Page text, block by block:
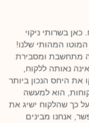
בשרותי ניקוי
המהותי שלנו!
מתחשבת ומסבירת
נאותה ללקוח,
את היחס הנכון ביותר
הוא למעשה
כך שהלקוח ישיג את
אנחנו מבינים